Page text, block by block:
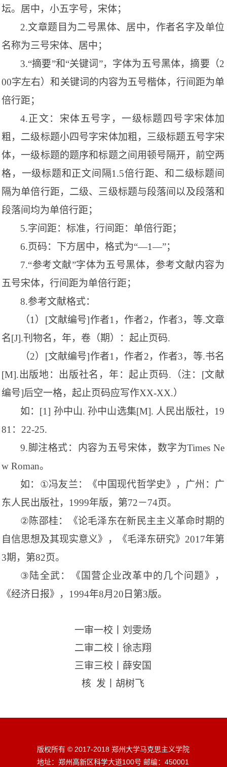
坛。居中，小五字号，宋体；
2.文章题目为二号黑体、居中，作者名字及单位
名称为三号宋体、居中；
3.“摘要”和“关键词 ”，字体为五号黑体，摘要（2
00字左右）和关键词的内容为五号楷体，行间距为单
倍行距；
4.正文：宋体五号字，一级标题四号字宋体加
粗，二级标题小四号字宋体加粗，三级标题五号字宋
体，一级标题的题序和标题之间用顿号隔开，前空两
格，一级标题和正文间隔1.5倍行距、和二级标题间
隔为单倍行距，二级、三级标题与段落间以及段落和
段落间均为单倍行距；
5.字间距：标准，行间距：单倍行距；
6.页码：下方居中，格式为“—1—”；
7.“参考文献”字体为五号黑体，参考文献内容为
五号宋体，行间距为单倍行距；
8.参考文献格式：
（1） [文献编号]作者1，作者2，作者3，等.文章
名[J].刊物名，年，卷（期）：起止页码.
（2） [文献编号]作者1，作者2，作者3，等.书名
[M].出版地：出版社名，年：起止页码. （注： [文献
编号]后空一格，起止页码应写作XX-XX.）
如： [1] 孙中山. 孙中山选集[M]. 人民出版社， 19
81： 22-25.
9.脚注格式：内容为五号宋体，数字为Times Ne
w Roman。
如： ①冯友兰：《中国现代哲学史》，广州：广
东人民出版社， 1999年版，第72－74页。
②陈邵桂：《论毛泽东在新民主主义革命时期的
自信思想及其现实意义》，《毛泽东研究》 2017年第
3期，第82页。
③ 陆全武：《国营企业改革中的几个问题》，
《经济日报》， 1994年8月 20 日第3版。
一审一校丨刘雯炀
二审二校丨徐志翔
三审三校丨薛安国
核 发丨胡树飞
版权所有 © 2017-2018 郑州大学马克思主义学院
地址：郑州高新区科学大道100号 邮编：450001